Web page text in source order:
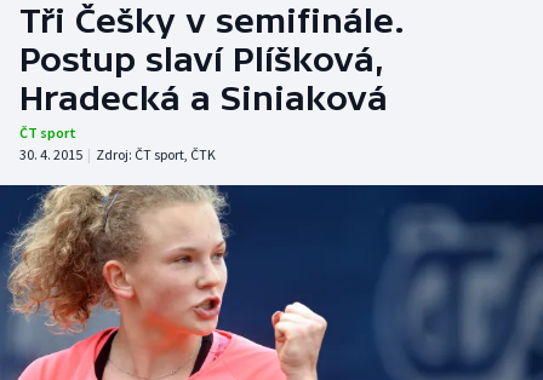
Hokej
Tenis
Atletika
Cyklistika
DALŠÍ SPORTY
Americký fotbal
NEPŘEHLÉDNĚTE
Tři Češky v semifinále.
Postup slaví Plíšková,
Hradecká a Siniaková
ČT sport
30. 4. 2015 | Zdroj: ČT sport, ČTK